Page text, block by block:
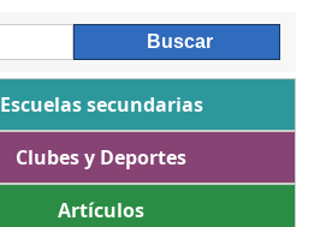
Escuelas secundarias
Clubes y Deportes
Artículos